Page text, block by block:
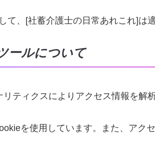
て、[社蓄介護士の日常あれこれ]は
ールについて
ティクスによりアクセス情報を解
を使用しています。また、アク